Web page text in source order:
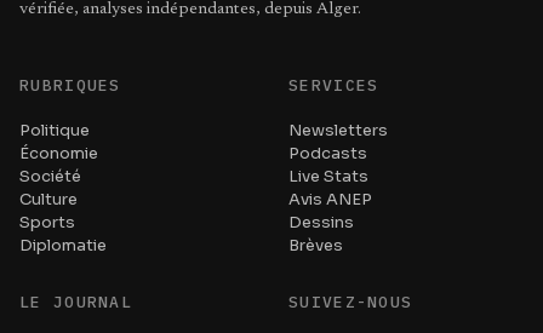
vérifiée, analyses indépendantes, depuis Alger.
RUBRIQUES
Politique
Économie
Société
Culture
Sports
Diplomatie
SERVICES
Newsletters
Podcasts
Live Stats
Avis ANEP
Dessins
Brèves
LE JOURNAL SUIVEZ-NOUS